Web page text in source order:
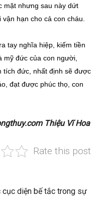
mặt nhưng sau này dứt
hạn cho cả con cháu.
tay nghĩa hiệp, kiếm tiền
mỹ đức của con người,
tích đức, nhất định sẽ được
đạt được phúc thọ, con
Thiệu Vĩ Hoa
Rate this post
diện bế tắc trong sự